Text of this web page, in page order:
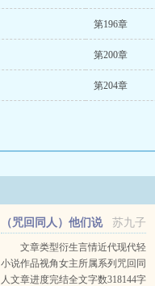
第196章
第200章
第204章
苏九子
（咒回同人）他们说
你是诅咒师+番外
文章类型衍生言情近代现代轻
小说作品视角女主所属系列咒回同
人文章进度完结全文字数318144字